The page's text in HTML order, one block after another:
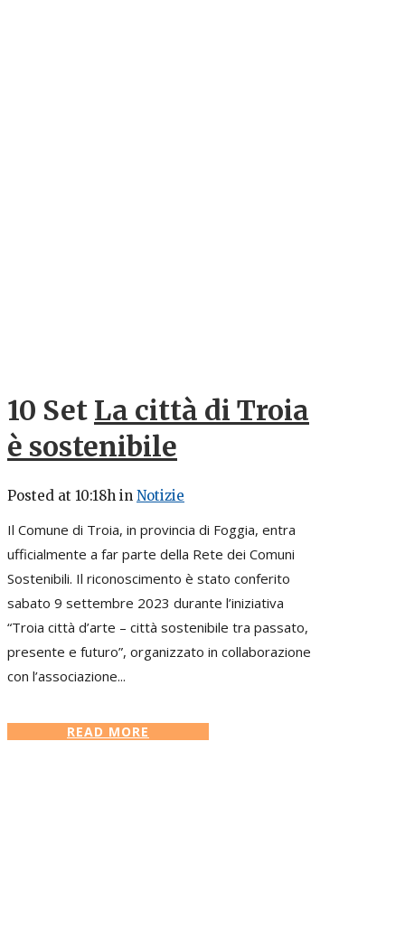
10 Set La città di Troia
è sostenibile
Posted at 10:18h in Notizie
Il Comune di Troia, in provincia di Foggia, entra
ufficialmente a far parte della Rete dei Comuni
Sostenibili. Il riconoscimento è stato conferito
sabato 9 settembre 2023 durante l’iniziativa
“Troia città d’arte – città sostenibile tra passato,
presente e futuro”, organizzato in collaborazione
con l’associazione...
READ MORE